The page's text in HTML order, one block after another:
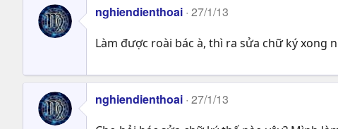
nghiendienthoai 27/1/13
Làm được roài bác à, thì ra sửa chữ ký xong
nghiendienthoai 27/1/13